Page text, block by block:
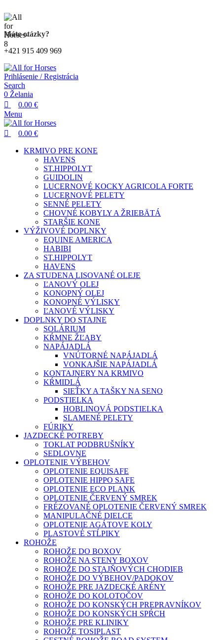
Máte otázky?
+421 915 409 969
Prihlásenie / Registrácia
Search
0 Želania
0.00 €
Menu
0.00 €
KRMIVO PRE KONE
HAVENS
ST.HIPPOLYT
GUIDOLIN
LUCERNOVÉ KOCKY AGRICOLA FORTE
LUCERNOVÉ PELETY
SENNÉ PELETY
CHOVNÉ KOBYLY A ŽRIEBÄTÁ
STARŠIE KONE
VÝŽIVOVÉ DOPLNKY
EQUINE AMERICA
HABIBI
ST.HIPPOLYT
HAVENS
ZA STUDENA LISOVANÉ OLEJE
ĽANOVÝ OLEJ
KONOPNÝ OLEJ
KONOPNÉ VÝLISKY
ĽANOVÉ VÝLISKY
DOPLNKY DO STAJNE
SOLÁRIUM
KŔMNE ŽĽABY
NAPÁJADLÁ
VNÚTORNÉ NAPÁJADLÁ
VONKAJŠIE NAPÁJADLÁ
KONTAJNERY NA KRMIVO
KŔMIDLÁ
SIEŤKY A TAŠKY NA SENO
PODSTIELKA
HOBLINOVÁ PODSTIELKA
SLAMENÉ PELETY
FÚRIKY
JAZDECKÉ POTREBY
TOKLAT PODBRUŠNÍKY
SEDLOVNE
OPLOTENIE VÝBEHOV
OPLOTENIE EQUISAFE
OPLOTENIE HIPPO SAFE
OPLOTENIE ECO PLANK
OPLOTENIE ČERVENÝ SMREK
FRÉZOVANÉ OPLOTENIE ČERVENÝ SMREK
MANIPULAČNÉ DIELCE
OPLOTENIE AGÁTOVE KOLY
PLASTOVÉ STĹPIKY
ROHOŽE
ROHOŽE DO BOXOV
ROHOŽE NA STENY BOXOV
ROHOŽE DO STAJŇOVÝCH CHODIEB
ROHOŽE DO VÝBEHOV/PADOKOV
ROHOŽE PRE JAZDECKÉ ARÉNY
ROHOŽE DO KOLOTOČOV
ROHOŽE DO KONSKÝCH PREPRAVNÍKOV
ROHOŽE DO KONSKÝCH SPŔCH
ROHOŽE PRE KLINIKY
ROHOŽE TOSIPLAST